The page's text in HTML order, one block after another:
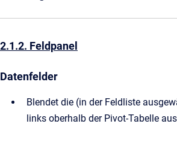
2.1.2. Feldpanel
Datenfelder
Blendet die (in der Feldliste
links oberhalb der Pivot-Tabelle